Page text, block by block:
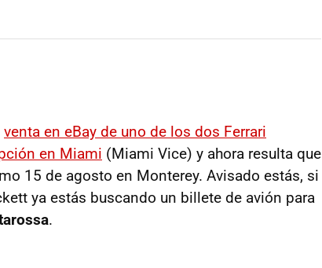
venta en eBay de uno de los dos Ferrari
en Miami (Miami Vice) y ahora resulta que
15 de agosto en Monterey. Avisado estás, si
ya estás buscando un billete de avión para
.